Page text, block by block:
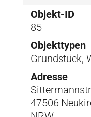
Objekt-ID
85
Objekttypen
Grundstück,
Adresse
47506